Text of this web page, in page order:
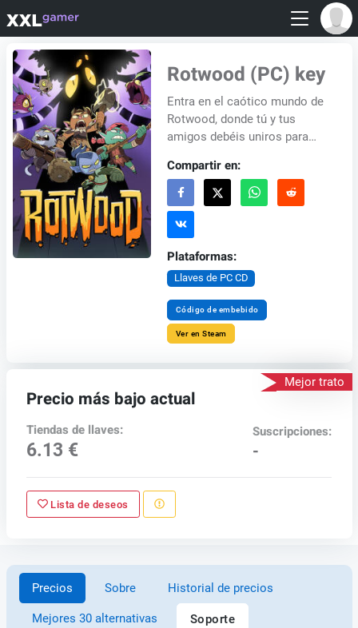
Rotwood (PC) key
Entra en el caótico mundo de
Rotwood, donde tú y tus
amigos debéis uniros para
corruptas que amenazan
vuestro refugio seguro...
Compartir en:
Plataformas:
Llaves de PC CD
Código de embebido
Ver en Steam
Mejor trato
Precio más bajo actual
Tiendas de llaves:
6.13 €
Suscripciones:
-
Lista de deseos
Precios Sobre Historial de precios
Mejores 30 alternativas Soporte